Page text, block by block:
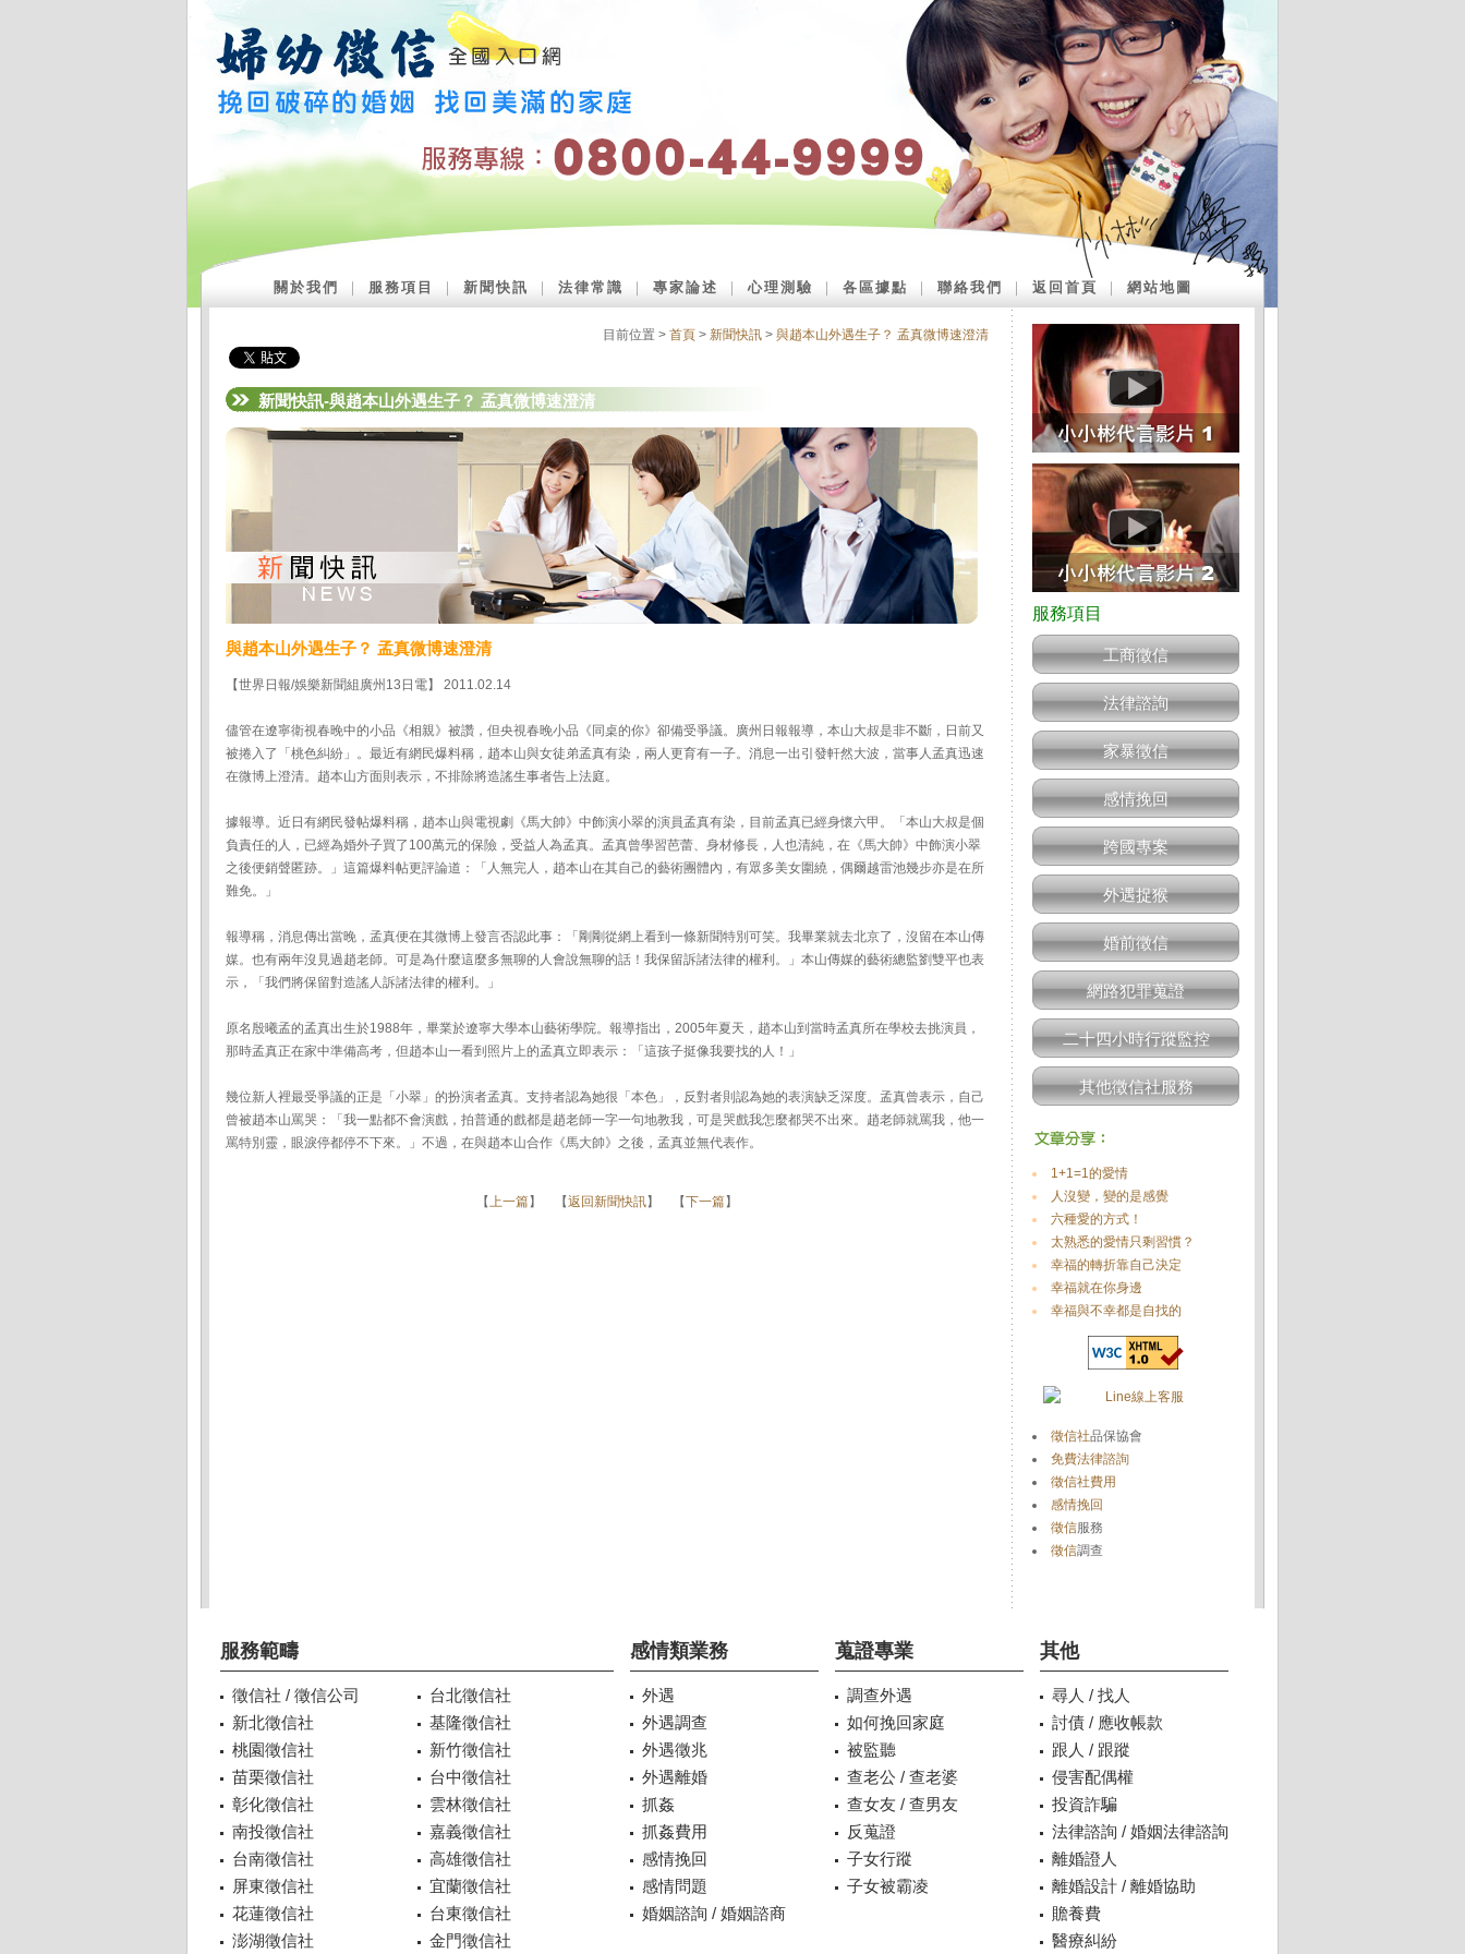
關於我們 服務項目 新聞快訊 法律常識 專家論述 ｜心理測驗 各區據點 聯絡我們 返回首頁 網站地圖
目前位置 > 首頁 > 新聞快訊 > 與趙本山外遇生子？ 孟真微博速澄清
新聞快訊-與趙本山外遇生子？ 孟真微博速澄清
與趙本山外遇生子？ 孟真微博速澄清
【世界日報/娛樂新聞組廣州13日電】 2011.02.14
儘管在遼寧衛視春晚中的小品《相親》被讚，但央視春晚小品《同桌的你》卻備受爭議。廣州日報報導，本山大叔是非不斷，日前又
被捲入了「桃色糾紛」。最近有網民爆料稱，趙本山與女徒弟孟真有染，兩人更育有一子。消息一出引發軒然大波，當事人孟真迅速
在微博上澄清。趙本山方面則表示，不排除將造謠生事者告上法庭。
據報導。近日有網民發帖爆料稱，趙本山與電視劇《馬大帥》中飾演小翠的演員孟真有染，目前孟真已經身懷六甲。「本山大叔是個
負責任的人，已經為婚外子買了100萬元的保險，受益人為孟真。孟真曾學習芭蕾、身材修長，人也清純，在《馬大帥》中飾演小翠
之後便銷聲匿跡。」這篇爆料帖更評論道：「人無完人，趙本山在其自己的藝術團體內，有眾多美女圍繞，偶爾越雷池幾步亦是在所
難免。」
報導稱，消息傳出當晚，孟真便在其微博上發言否認此事：「剛剛從網上看到一條新聞特別可笑。我畢業就去北京了，沒留在本山傳
媒。也有兩年沒見過趙老師。可是為什麼這麼多無聊的人會說無聊的話！我保留訴諸法律的權利。」本山傳媒的藝術總監劉雙平也表
示，「我們將保留對造謠人訴諸法律的權利。」
原名殷曦孟的孟真出生於1988年，畢業於遼寧大學本山藝術學院。報導指出，2005年夏天，趙本山到當時孟真所在學校去挑演員，
那時孟真正在家中準備高考，但趙本山一看到照片上的孟真立即表示：「這孩子挺像我要找的人！」
幾位新人裡最受爭議的正是「小翠」的扮演者孟真。支持者認為她很「本色」，反對者則認為她的表演缺乏深度。孟真曾表示，自己
曾被趙本山罵哭：「我一點都不會演戲，拍普通的戲都是趙老師一字一句地教我，可是哭戲我怎麼都哭不出來。趙老師就罵我，他一
罵特別靈，眼淚停都停不下來。」不過，在與趙本山合作《馬大帥》之後，孟真並無代表作。
【上一篇】 【返回新聞快訊】 【下一篇】
工商徵信
法律諮詢
家暴徵信
感情挽回
跨國專案
外遇捉猴
婚前徵信
網路犯罪蒐證
二十四小時行蹤監控
其他徵信社服務
1+1=1的愛情
人沒變，變的是感覺
六種愛的方式！
太熟悉的愛情只剩習慣？
幸福的轉折靠自己決定
幸福就在你身邊
幸福與不幸都是自找的
徵信社品保協會
免費法律諮詢
徵信社費用
感情挽回
徵信服務
徵信調查
服務範疇
徵信社 / 徵信公司
台北徵信社
新北徵信社
基隆徵信社
桃園徵信社
新竹徵信社
苗栗徵信社
台中徵信社
彰化徵信社
雲林徵信社
南投徵信社
嘉義徵信社
台南徵信社
高雄徵信社
屏東徵信社
宜蘭徵信社
花蓮徵信社
台東徵信社
澎湖徵信社
金門徵信社
感情類業務
外遇
外遇調查
外遇徵兆
外遇離婚
抓姦
抓姦費用
感情挽回
感情問題
婚姻諮詢 / 婚姻諮商
蒐證專業
調查外遇
如何挽回家庭
被監聽
查老公 / 查老婆
查女友 / 查男友
反蒐證
子女行蹤
子女被霸凌
其他
尋人 / 找人
討債 / 應收帳款
跟人 / 跟蹤
侵害配偶權
投資詐騙
法律諮詢 / 婚姻法律諮詢
離婚證人
離婚設計 / 離婚協助
贍養費
醫療糾紛